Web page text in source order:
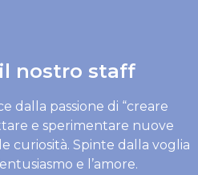
nostro staff
dalla passione di “creare
e sperimentare nuove
curiosità. Spinte dalla voglia
e l’amore.